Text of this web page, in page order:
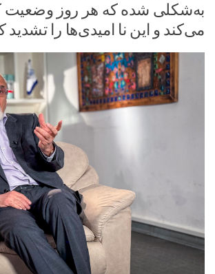
به‌شکلی شده که هر روز وضعیت
می‌کند و این نا امیدی‌ها را